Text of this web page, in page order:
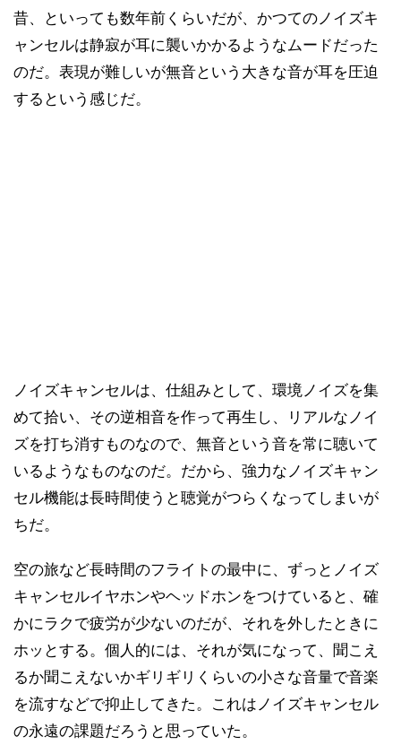
昔、といっても数年前くらいだが、かつてのノイズキ
ャンセルは静寂が耳に襲いかかるようなムードだった
のだ。表現が難しいが無音という大きな音が耳を圧迫
するという感じだ。
ノイズキャンセルは、仕組みとして、環境ノイズを集
めて拾い、その逆相音を作って再生し、リアルなノイ
ズを打ち消すものなので、無音という音を常に聴いて
いるようなものなのだ。だから、強力なノイズキャン
セル機能は長時間使うと聴覚がつらくなってしまいが
ちだ。
空の旅など長時間のフライトの最中に、ずっとノイズ
キャンセルイヤホンやヘッドホンをつけていると、確
かにラクで疲労が少ないのだが、それを外したときに
ホッとする。個人的には、それが気になって、聞こえ
るか聞こえないかギリギリくらいの小さな音量で音楽
を流すなどで抑止してきた。これはノイズキャンセル
の永遠の課題だろうと思っていた。